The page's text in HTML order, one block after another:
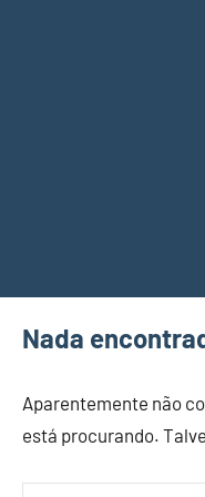
Nada
Aparentemente não
está procurando.